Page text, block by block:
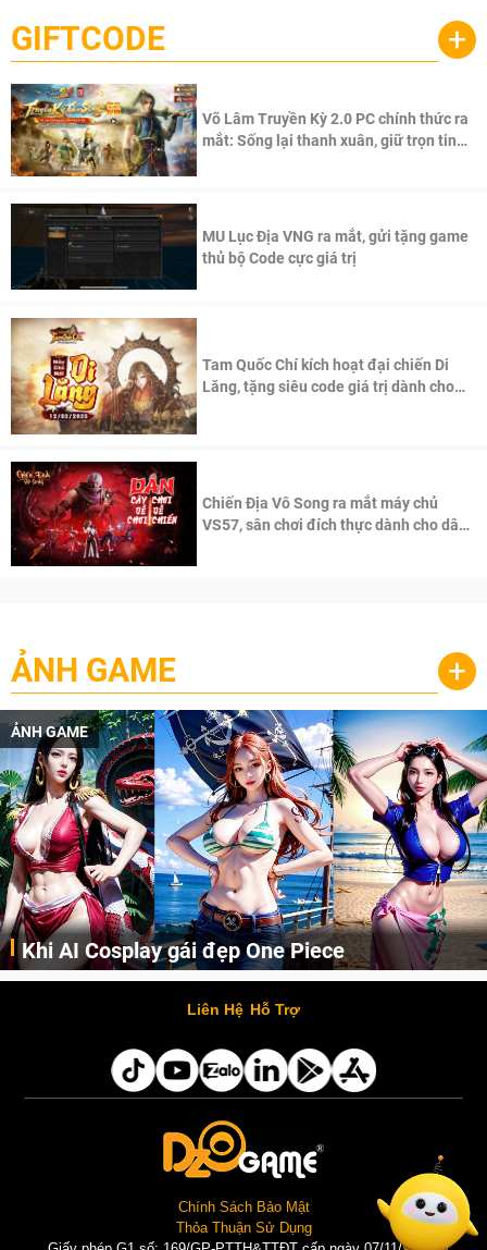
cầu, theo giấy phép chính thức từ công ty game Nhật Bản
Pocketpair, Inc.
GIFTCODE +
Võ Lâm Truyền Kỳ 2.0 PC chính thức ra
mắt: Sống lại thanh xuân, giữ trọn tinh
MU Lục Địa VNG ra mắt, gửi tặng game
thủ bộ Code cực giá trị
Tam Quốc Chí kích hoạt đại chiến Di
Lăng, tặng siêu code giá trị dành cho
Chiến Địa Vô Song ra mắt máy chủ
VS57, sân chơi đích thực dành cho dân
ẢNH GAME +
ẢNH GAME
Cosplay Xiangling siêu cute
Cùng thưởng thức những hình ảnh cosplay Xiangling trong Genshin Impact siêu dễ thương của người dùng Weibo "阿包也是兔娘"
Liên Hệ Hỗ Trợ
Chính Sách Bảo Mật
Thỏa Thuận Sử Dụng